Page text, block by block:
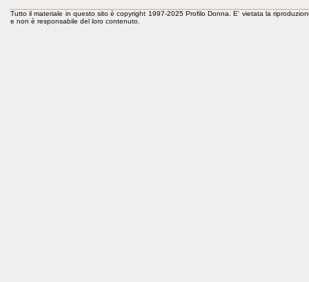
Tutto il materiale in questo sito è copyright 1997-2025 Profilo Donna. E' vietata la
e non è responsabile del loro contenuto.